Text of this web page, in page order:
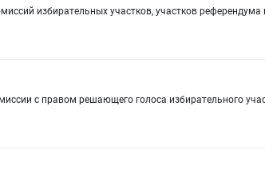
избирательных участков, участков
с правом решающего голоса избирательного